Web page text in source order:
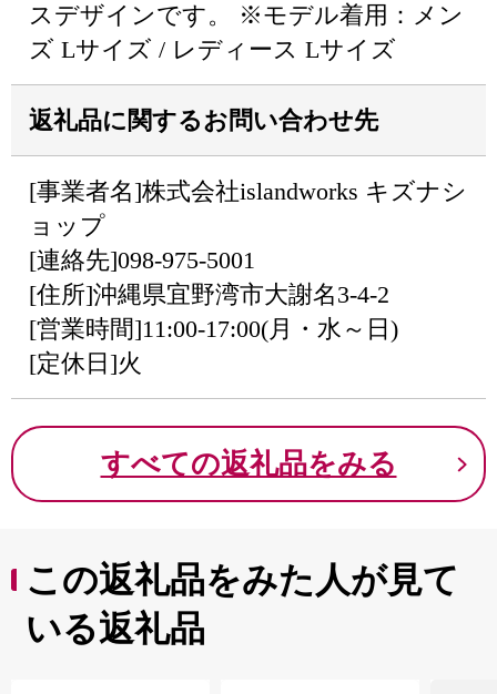
スデザインです。 ※モデル着用：メン
ズ Lサイズ / レディース Lサイズ
返礼品に関するお問い合わせ先
[事業者名]株式会社islandworks キズナシ
ョップ
[連絡先]098-975-5001
[住所]沖縄県宜野湾市大謝名3-4-2
[営業時間]11:00-17:00(月・水～日)
[定休日]火
すべての返礼品をみる
この返礼品をみた人が見て
いる返礼品